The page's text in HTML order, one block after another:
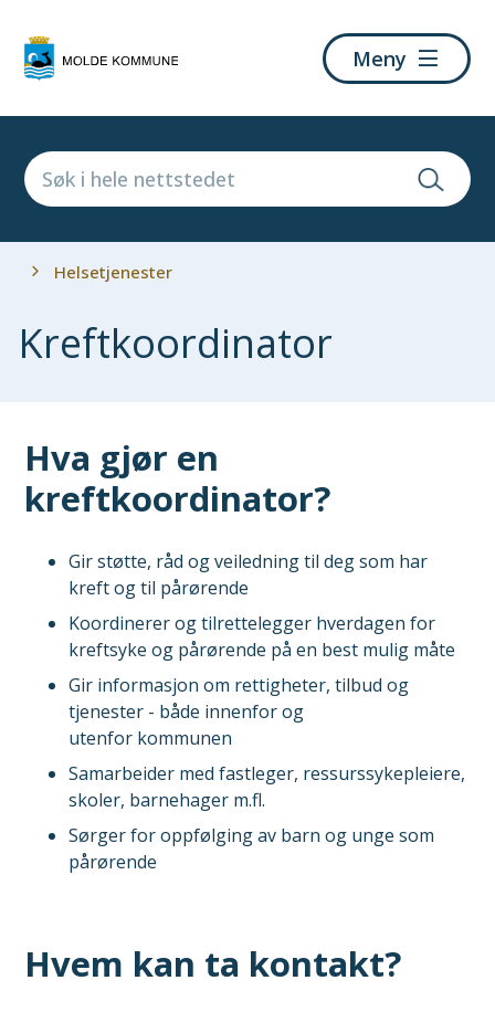
kommune
Meny
Du
Helsetjenester
Kreftkoordinator
Hva gjør en
kreftkoordinator?
Gir støtte, råd og veiledning til deg som har
kreft og til pårørende
Koordinerer og tilrettelegger hverdagen for
kreftsyke og pårørende på en best mulig måte
Gir informasjon om rettigheter, tilbud og
tjenester - både innenfor og
utenfor kommunen
Samarbeider med fastleger, ressurssykepleiere,
skoler, barnehager m.fl.
Sørger for oppfølging av barn og unge som
pårørende
Hvem kan ta kontakt?